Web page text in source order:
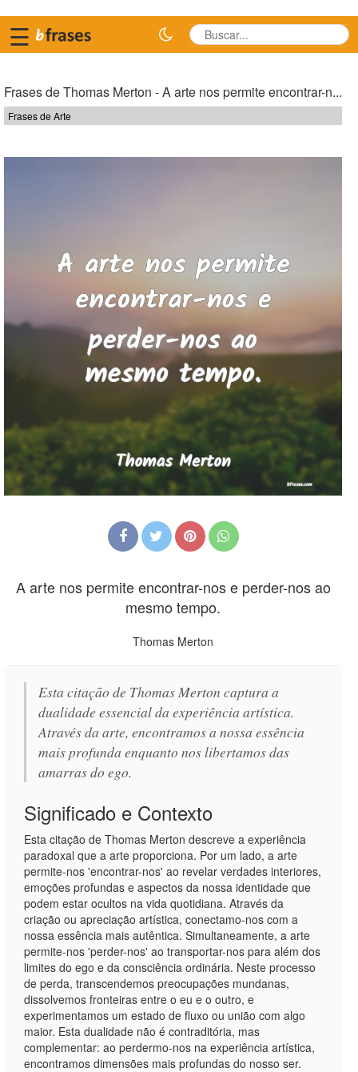
☰
Frases de Thomas Merton - A arte nos permite encontrar-n...
Frases de Arte
A arte nos permite encontrar-nos e perder-nos ao
mesmo tempo.
Thomas Merton
Esta citação de Thomas Merton captura a
dualidade essencial da experiência artística.
Através da arte, encontramos a nossa essência
mais profunda enquanto nos libertamos das
amarras do ego.
Significado e Contexto
Esta citação de Thomas Merton descreve a experiência
paradoxal que a arte proporciona. Por um lado, a arte
permite-nos 'encontrar-nos' ao revelar verdades interiores,
emoções profundas e aspectos da nossa identidade que
podem estar ocultos na vida quotidiana. Através da
criação ou apreciação artística, conectamo-nos com a
nossa essência mais autêntica. Simultaneamente, a arte
permite-nos 'perder-nos' ao transportar-nos para além dos
limites do ego e da consciência ordinária. Neste processo
de perda, transcendemos preocupações mundanas,
dissolvemos fronteiras entre o eu e o outro, e
experimentamos um estado de fluxo ou união com algo
maior. Esta dualidade não é contraditória, mas
complementar: ao perdermo-nos na experiência artística,
encontramos dimensões mais profundas do nosso ser.